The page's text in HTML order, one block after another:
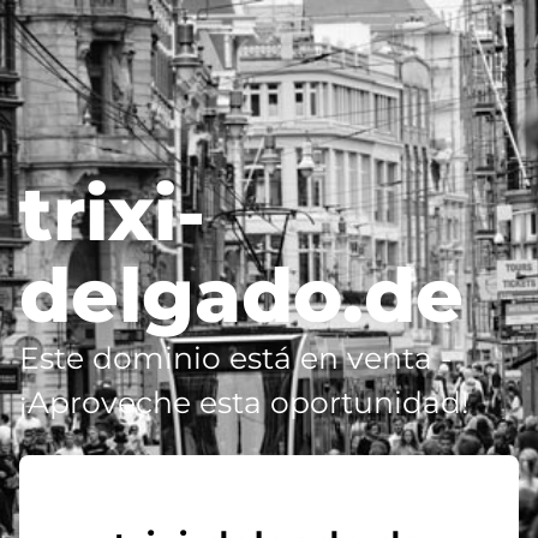
trixi-
delgado.de
Este dominio está en venta -
¡Aproveche esta oportunidad!